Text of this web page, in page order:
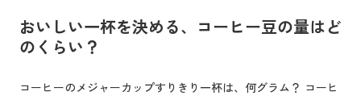
おいしい一杯を決める、コーヒー豆の量はど
のくらい？
コーヒーのメジャーカップすりきり一杯は、何グラム？ コーヒ